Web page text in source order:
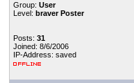
Group: User
Level: braver Poster
Posts: 31
Joined: 8/6/2006
IP-Address: saved